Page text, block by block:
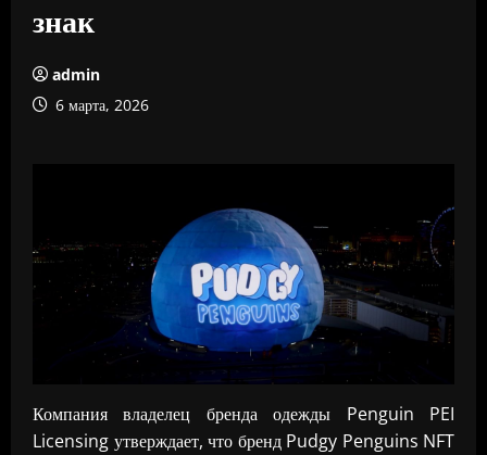
знак
admin
6 марта, 2026
Компания владелец бренда одежды Penguin PEI
Licensing утверждает, что бренд Pudgy Penguins NFT